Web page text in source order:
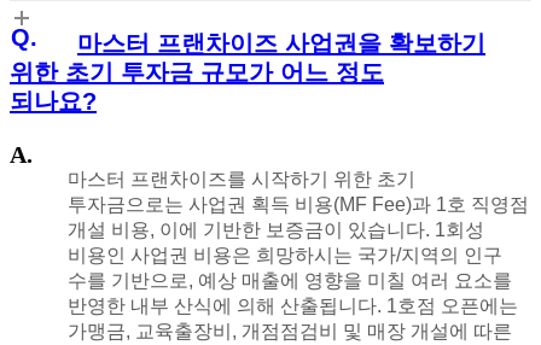
마스터 프랜차이즈 사업권을 확보하기
위한 초기 투자금 규모가 어느 정도
되나요?
마스터 프랜차이즈를 시작하기 위한 초기
투자금으로는 사업권 획득 비용(MF Fee)과 1호 직영점
개설 비용, 이에 기반한 보증금이 있습니다. 1회성
비용인 사업권 비용은 희망하시는 국가/지역의 인구
수를 기반으로, 예상 매출에 영향을 미칠 여러 요소를
반영한 내부 산식에 의해 산출됩니다. 1호점 오픈에는
가맹금, 교육출장비, 개점점검비 및 매장 개설에 따른